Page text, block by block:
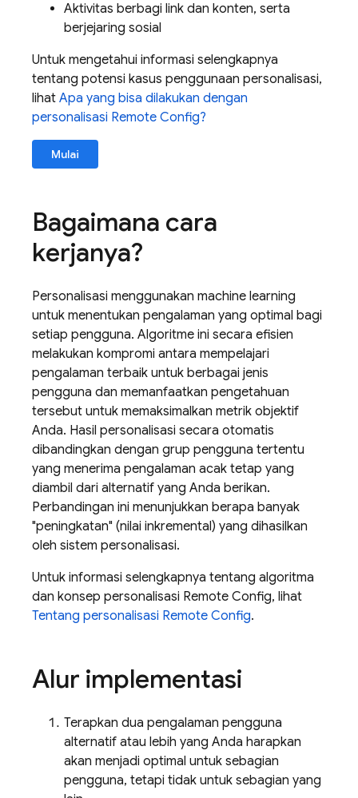
Aktivitas berbagi link dan konten, serta
berjejaring sosial
Untuk mengetahui informasi selengkapnya
tentang potensi kasus penggunaan personalisasi,
lihat Apa yang bisa dilakukan dengan
personalisasi Remote Config?
Mulai
Bagaimana cara
kerjanya?
Personalisasi menggunakan machine learning
untuk menentukan pengalaman yang optimal bagi
setiap pengguna. Algoritme ini secara efisien
melakukan kompromi antara mempelajari
pengalaman terbaik untuk berbagai jenis
pengguna dan memanfaatkan pengetahuan
tersebut untuk memaksimalkan metrik objektif
Anda. Hasil personalisasi secara otomatis
dibandingkan dengan grup pengguna tertentu
yang menerima pengalaman acak tetap yang
diambil dari alternatif yang Anda berikan.
Perbandingan ini menunjukkan berapa banyak
"peningkatan" (nilai inkremental) yang dihasilkan
oleh sistem personalisasi.
Untuk informasi selengkapnya tentang algoritma
dan konsep personalisasi Remote Config, lihat
Tentang personalisasi Remote Config.
Alur implementasi
Terapkan dua pengalaman pengguna
alternatif atau lebih yang Anda harapkan
akan menjadi optimal untuk sebagian
pengguna, tetapi tidak untuk sebagian yang